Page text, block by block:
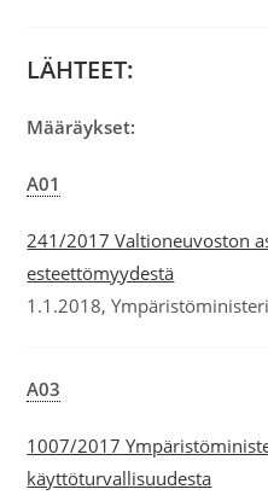
LÄHTEET:
Määräykset:
A01
241/2017 Valtioneuvoston
esteettömyydestä
1.1.2018,
A03
1007/2017
käyttöturvallisuudesta